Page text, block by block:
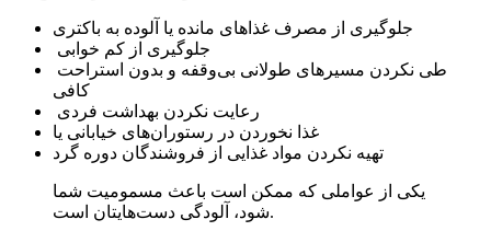
جلوگیری از مصرف غذاهای مانده یا آلوده به باکتری
جلوگیری از کم خوابی
کافی
رعایت نکردن بهداشت فردی
غذا نخوردن در رستوران‌های خیابانی یا
تهیه نکردن مواد غذایی از فروشندگان دوره گرد
یکی از عواملی که ممکن است باعث مسمومیت شما
شود، آلودگی دست‌هایتان است.